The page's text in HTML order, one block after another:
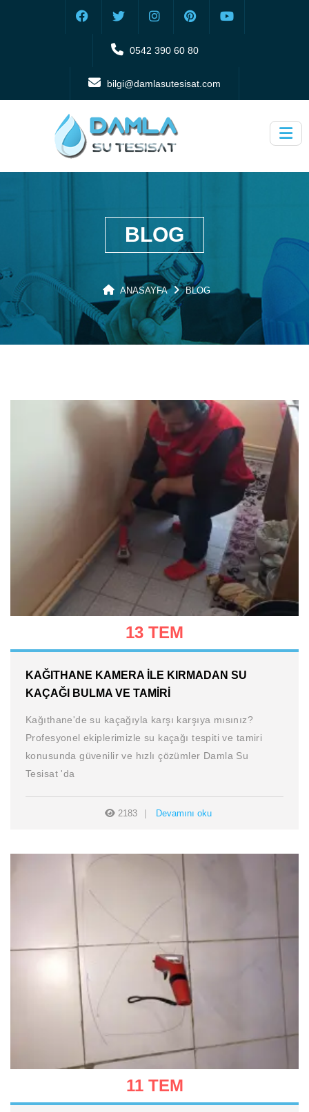
0542 390 60 80
bilgi@damlasutesisat.com
BLOG
ANASAYFA BLOG
13 TEM
KAĞITHANE KAMERA ILE KIRMADAN SU
KAÇAĞI BULMA VE TAMIRI
Kağıthane'de su kaçağıyla karşı karşıya mısınız?
Profesyonel ekiplerimizle su kaçağı tespiti ve tamiri
konusunda güvenilir ve hızlı çözümler Damla Su
Tesisat 'da
2183 Devamını oku
11 TEM